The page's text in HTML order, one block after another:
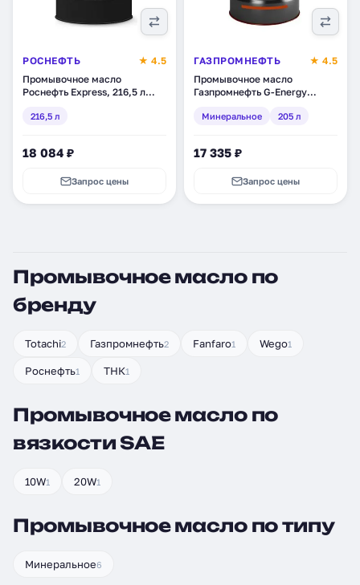
РОСНЕФТЬ
★ 4.5
Промывочное масло
Роснефть Express, 216,5 л
216,5 л
18 084 ₽
Запрос цены
ГАЗПРОМНЕФТЬ
★ 4.5
Промывочное масло
Газпромнефть G-Energy
205 л (253990072)
Минеральное 205 л
17 335 ₽
Запрос цены
Промывочное масло по
бренду
Totachi2 Газпромнефть2 Fanfaro1 Wego1
Роснефть1 ТНК1
Промывочное масло по
вязкости SAE
10W1 20W1
Промывочное масло по типу
Минеральное6